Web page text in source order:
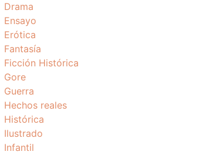
Drama
Ensayo
Erótica
Fantasía
Ficción Histórica
Gore
Guerra
Hechos reales
Histórica
Ilustrado
Infantil